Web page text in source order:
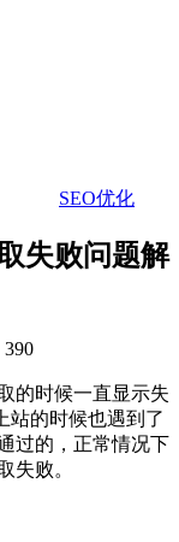
SEO优化
失败问题解
390
的时候一直显示失
站的时候也遇到了
过的，正常情况下
失败。